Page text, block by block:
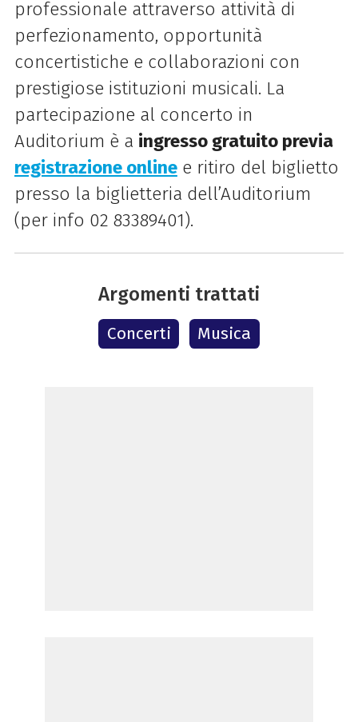
professionale attraverso attività di
perfezionamento, opportunità
concertistiche e collaborazioni con
prestigiose istituzioni musicali. La
partecipazione al concerto in
Auditorium è a ingresso gratuito previa
registrazione onlinee ritiro del biglietto
presso la biglietteria dell’Auditorium
(per info 02 83389401).
Argomenti trattati
Concerti Musica